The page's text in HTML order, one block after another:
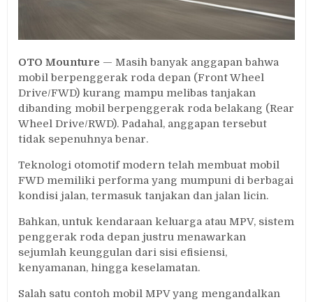
OTO Mounture — Masih banyak anggapan bahwa
mobil berpenggerak roda depan (Front Wheel
Drive/FWD) kurang mampu melibas tanjakan
dibanding mobil berpenggerak roda belakang (Rear
Wheel Drive/RWD). Padahal, anggapan tersebut
tidak sepenuhnya benar.
Teknologi otomotif modern telah membuat mobil
FWD memiliki performa yang mumpuni di berbagai
kondisi jalan, termasuk tanjakan dan jalan licin.
Bahkan, untuk kendaraan keluarga atau MPV, sistem
penggerak roda depan justru menawarkan
sejumlah keunggulan dari sisi efisiensi,
kenyamanan, hingga keselamatan.
Salah satu contoh mobil MPV yang mengandalkan